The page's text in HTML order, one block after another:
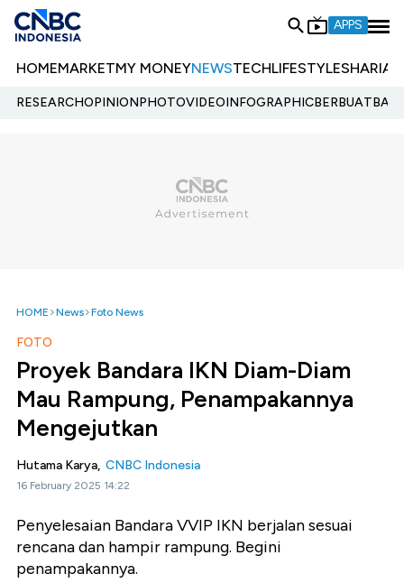
APPS
HOMEMARKETMY MONEYNEWSTECHLIFESTYLESHARIA
RESEARCHOPINIONPHOTOVIDEOINFOGRAPHIC
HOME News Foto News
FOTO
Proyek Bandara IKN Diam-Diam
Mau Rampung, Penampakannya
Mengejutkan
Hutama Karya, CNBC Indonesia
16 February 2025 14:22
Penyelesaian Bandara VVIP IKN berjalan sesuai
rencana dan hampir rampung. Begini
penampakannya.